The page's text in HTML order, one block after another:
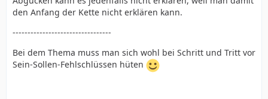
den Anfang der Kette nicht erklären kann.
---------------------------------
Bei dem Thema muss man sich wohl bei Schritt und Tritt vor
Sein-Sollen-Fehlschlüssen hüten